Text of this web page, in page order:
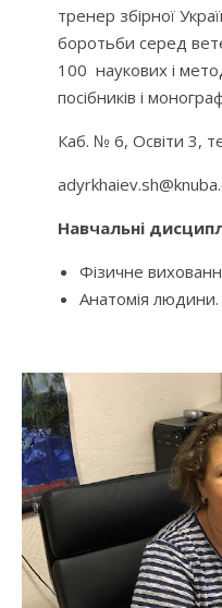
тренер збірної
боротьби серед
100 наукових і
посібників і
Каб. № 6, Освіти 3,
Навчальні
Фізичне
Анатомія людини.